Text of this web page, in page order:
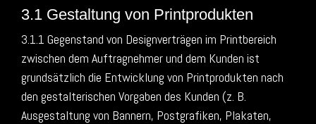
3.1 Gestaltung von Printprodukten
3.1.1 Gegenstand von Designverträgen im Printbereich
zwischen dem Auftragnehmer und dem Kunden ist
grundsätzlich die Entwicklung von Printprodukten nach
den gestalterischen Vorgaben des Kunden (z. B.
Ausgestaltung von Bannern, Postgrafiken, Plakaten,